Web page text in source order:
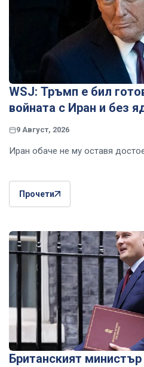
WSJ: Тръмп е бил
войната с Иран и без
9 Август, 2026
Иран обаче не му оставя
Прочети
Британският